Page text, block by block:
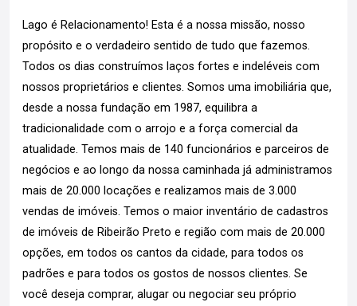
Lago é Relacionamento! Esta é a nossa missão, nosso
propósito e o verdadeiro sentido de tudo que fazemos.
Todos os dias construímos laços fortes e indeléveis com
nossos proprietários e clientes. Somos uma imobiliária que,
desde a nossa fundação em 1987, equilibra a
tradicionalidade com o arrojo e a força comercial da
atualidade. Temos mais de 140 funcionários e parceiros de
negócios e ao longo da nossa caminhada já administramos
mais de 20.000 locações e realizamos mais de 3.000
vendas de imóveis. Temos o maior inventário de cadastros
de imóveis de Ribeirão Preto e região com mais de 20.000
opções, em todos os cantos da cidade, para todos os
padrões e para todos os gostos de nossos clientes. Se
você deseja comprar, alugar ou negociar seu próprio